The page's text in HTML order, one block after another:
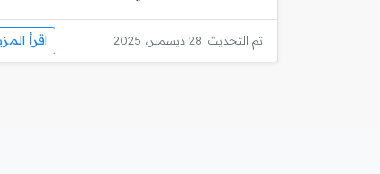
تم التحديث: 28 ديسمبر، 2025 اقرأ